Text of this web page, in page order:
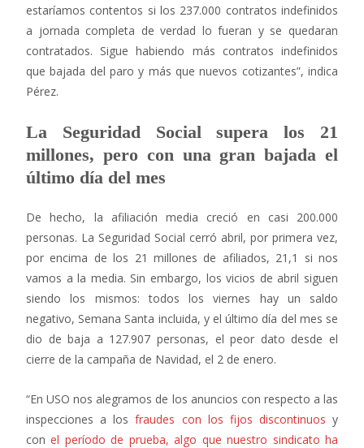
estaríamos contentos si los 237.000 contratos indefinidos
a jornada completa de verdad lo fueran y se quedaran
contratados. Sigue habiendo más contratos indefinidos
que bajada del paro y más que nuevos cotizantes”, indica
Pérez.
La Seguridad Social supera los 21
millones, pero con una gran bajada el
último día del mes
De hecho, la afiliación media creció en casi 200.000
personas. La Seguridad Social cerró abril, por primera vez,
por encima de los 21 millones de afiliados, 21,1 si nos
vamos a la media. Sin embargo, los vicios de abril siguen
siendo los mismos: todos los viernes hay un saldo
negativo, Semana Santa incluida, y el último día del mes se
dio de baja a 127.907 personas, el peor dato desde el
cierre de la campaña de Navidad, el 2 de enero.
“En USO nos alegramos de los anuncios con respecto a las
inspecciones a losfraudes con los fijos discontinuos y
conel período de prueba, algo que nuestro sindicato ha